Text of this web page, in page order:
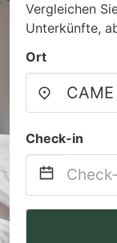
Vergleichen
Unterkünfte,
Ort
Check-in